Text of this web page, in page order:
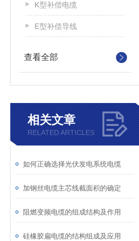
K型补偿电缆
E型补偿导线
查看全部
相关文章
RELATED ARTICLES
如何正确选择光伏发电系统电缆
加钢丝电缆主芯线截面积的确定
阻燃变频电缆的组成结构及作用
硅橡胶扁电缆的结构组成及应用